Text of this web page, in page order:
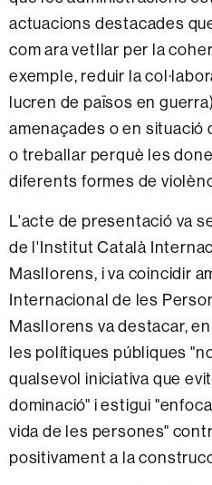
actuacions destacades
com ara vetllar per la
exemple, reduir la
lucren de països en
amenaçades o en
o treballar perquè les
diferents formes de
L'acte de presentació va
de l'Institut Català
Masllorens, i va coincidir
Internacional de les
Masllorens va destacar,
les polítiques públiques
qualsevol iniciativa que
dominació" i estigui
vida de les persones"
positivament a la